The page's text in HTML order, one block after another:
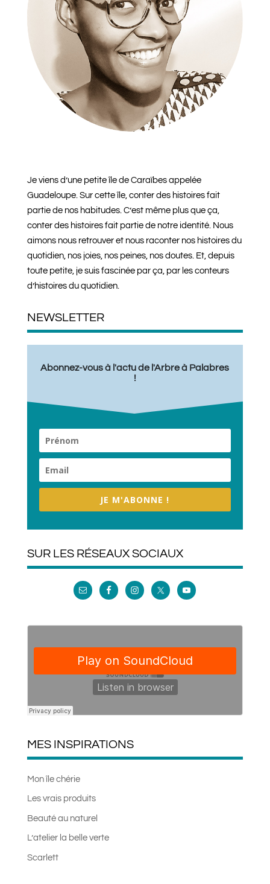
Je viens d’une petite île de Caraïbes appelée
Guadeloupe. Sur cette île, conter des histoires fait
partie de nos habitudes. C’est même plus que ça,
conter des histoires fait partie de notre identité. Nous
aimons nous retrouver et nous raconter nos histoires du
quotidien, nos joies, nos peines, nos doutes. Et, depuis
toute petite, je suis fascinée par ça, par les conteurs
d’histoires du quotidien.
NEWSLETTER
Abonnez-vous à l'actu de l'Arbre à Palabres
!
JE M'ABONNE !
SUR LES RÉSEAUX SOCIAUX
MES INSPIRATIONS
Mon île chérie
Les vrais produits
Beauté au naturel
L’atelier la belle verte
Scarlett